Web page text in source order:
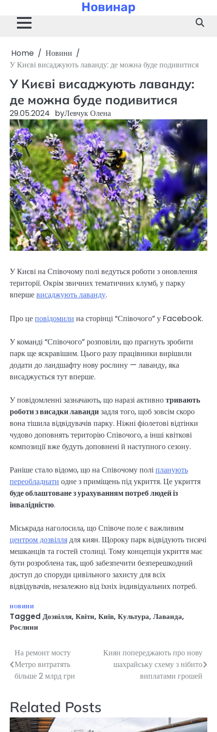
content
Новинар
Home
Новини
У Києві висаджують лаванду: де можна буде подивитися
У Києві висаджують лаванду:
де можна буде подивитися
29.05.2024 byЛевчук Олена
У Києві на Співочому полі ведуться роботи з оновлення
території. Окрім звичних тематичних клумб, у парку
впершевисаджують лаванду.
Про цеповідомили на сторінці “Співочого” у Facebook.
У команді “Співочого” розповіли, що прагнуть зробити
парк ще яскравішим. Цього разу працівники вирішили
додати до ландшафту нову рослину — лаванду, яка
висаджується тут вперше.
У повідомленні зазначають, що наразі активнотривають
роботи з висадки лавандизадля того, щоб зовсім скоро
вона тішила відвідувачів парку. Ніжні фіолетові відтінки
чудово доповнять територію Співочого, а інші квіткові
композиції вже будуть доповнені й наступного сезону.
Раніше стало відомо, що на Співочому поліпланують
переобладнати одне з приміщень під укриття. Це укриття
буде облаштоване з урахуванням потреб людей із
інвалідністю.
Міськрада наголосила, що Співоче поле є важливим
центром дозвіллядля киян. Щороку парк відвідують тисячі
мешканців та гостей столиці. Тому концепція укриття має
бути розроблена так, щоб забезпечити безперешкодний
доступ до споруди цивільного захисту для всіх
відвідувачів, незалежно від їхніх індивідуальних потреб.
НОВИНИ
Tagged Дозвілля, Квіти, Київ, Культура, Лаванда,
Рослини
Навігація
записів
На ремонт мосту
Метро витратять
більше 2 млрд грн
Киян попереджають про нову
шахрайську схему з нібито
виплатами грошей
Related Posts